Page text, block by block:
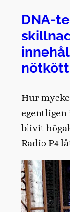
DNA-
nötkött
Hur
egentligen
blivit
Radio P4